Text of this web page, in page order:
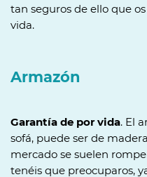
tan seguros de ello que
vida.
Armazón
Garantía de por vida. El
sofá, puede ser de
mercado se suelen
tenéis que preocuparos,